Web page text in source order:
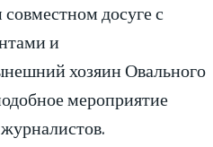
досуге с
и
хозяин Овального
мероприятие